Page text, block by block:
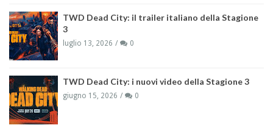
TWD Dead City: il trailer italiano della Stagione
3
luglio 13, 2026 0
TWD Dead City: i nuovi video della Stagione 3
giugno 15, 2026 0